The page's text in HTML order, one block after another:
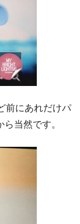
前にあれだけパ
当然です。